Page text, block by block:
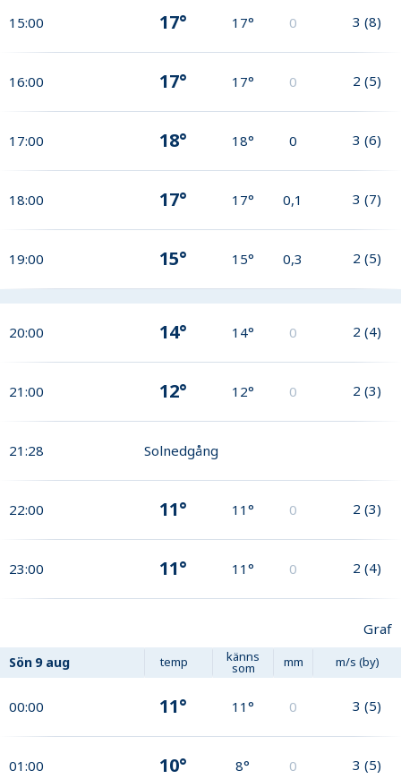
15:00 17° 17° 0 3 (8)
16:00 17° 17° 0 2 (5)
17:00 18° 18° 0 3 (6)
18:00 17° 17° 0,1 3 (7)
19:00 15° 15° 0,3 2 (5)
20:00 14° 14° 0 2 (4)
21:00 12° 12° 0 2 (3)
21:28 Solnedgång
22:00 11° 11° 0 2 (3)
23:00 11° 11° 0 2 (4)
Graf
Sön 9 aug temp känns
som mm m/s (by)
00:00 11° 11° 0 3 (5)
01:00 10° 8° 0 3 (5)